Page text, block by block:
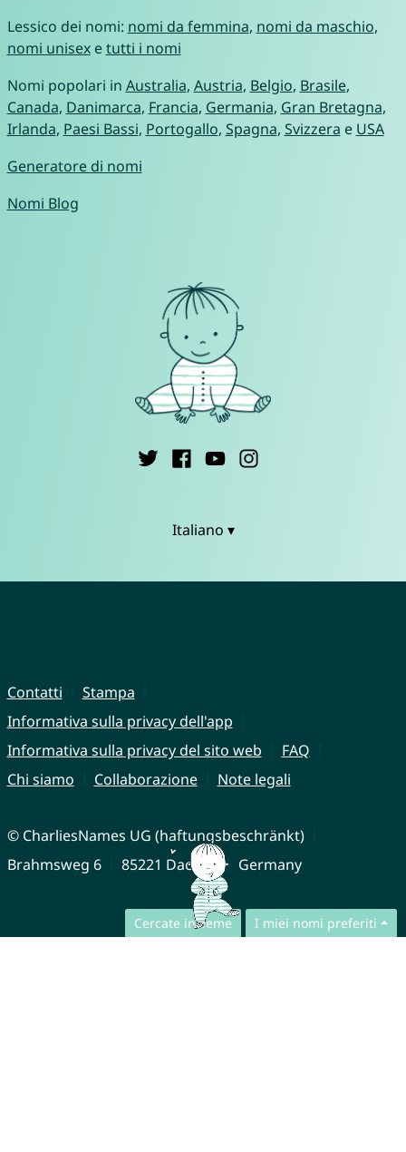
Cercate insieme I miei nomi preferiti
Lessico dei nomi: nomi da femmina, nomi da maschio,
nomi unisexetutti i nomi
Nomi popolari in Australia, Austria, Belgio, Brasile,
Canada, Danimarca, Francia, Germania, Gran Bretagna,
Irlanda, Paesi Bassi, Portogallo, Spagna, Svizzera e USA
Generatore di nomi
Nomi Blog
Italiano ▾
Contatti
Stampa
Informativa sulla privacy dell'app
Informativa sulla privacy del sito web
FAQ
Chi siamo
Collaborazione Note legali
© CharliesNames UG (haftungsbeschränkt)
Brahmsweg 6
85221 Dachau Germany